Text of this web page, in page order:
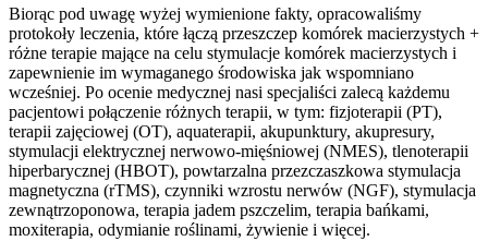
Biorąc pod uwagę wyżej wymienione fakty, opracowaliśmy
protokoły leczenia, które łączą przeszczep komórek macierzystych +
różne terapie mające na celu stymulacje komórek macierzystych i
zapewnienie im wymaganego środowiska jak wspomniano
wcześniej. Po ocenie medycznej nasi specjaliści zalecą każdemu
pacjentowi połączenie różnych terapii, w tym: fizjoterapii (PT),
terapii zajęciowej (OT), aquaterapii, akupunktury, akupresury,
stymulacji elektrycznej nerwowo-mięśniowej (NMES), tlenoterapii
hiperbarycznej (HBOT), powtarzalna przezczaszkowa stymulacja
magnetyczna (rTMS), czynniki wzrostu nerwów (NGF), stymulacja
zewnątrzoponowa, terapia jadem pszczelim, terapia bańkami,
moxiterapia, odymianie roślinami, żywienie i więcej.